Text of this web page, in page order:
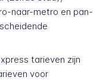
naar-metro en pan-
tarieven zijn
voor